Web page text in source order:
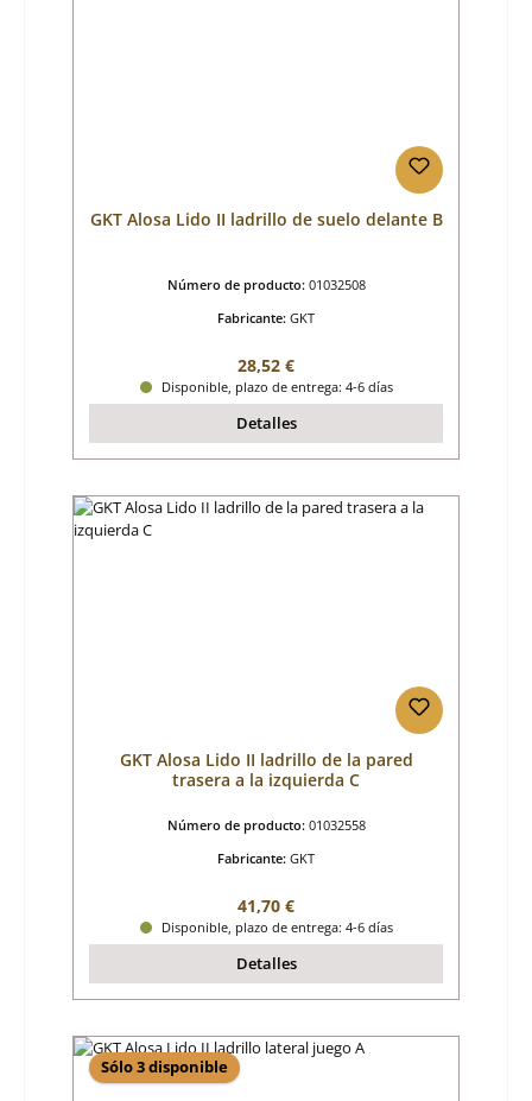
GKT Alosa Lido II ladrillo de suelo delante B
Número de producto: 01032508
Fabricante: GKT
Precio normal:
28,52 €
Disponible, plazo de entrega: 4-6 días
Detalles
GKT Alosa Lido II ladrillo de la pared
trasera a la izquierda C
Número de producto: 01032558
Fabricante: GKT
Precio normal:
41,70 €
Disponible, plazo de entrega: 4-6 días
Detalles
Sólo 3 disponible